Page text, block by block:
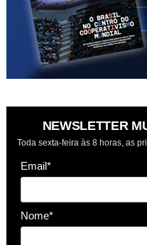
NEWSLETTER
Toda sexta-feira às 8 horas, as
Email*
Nome*